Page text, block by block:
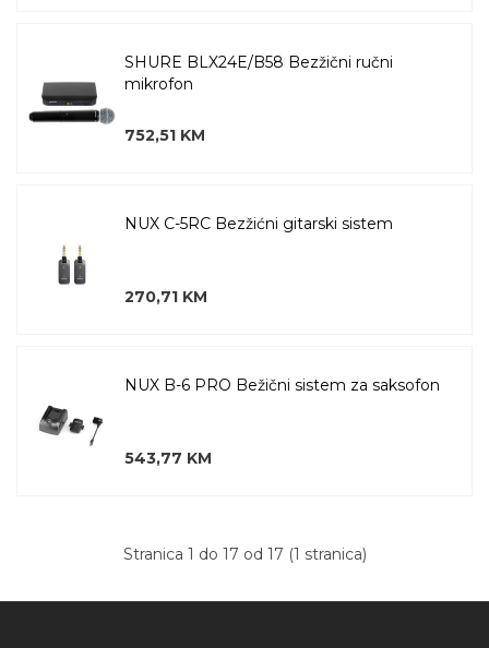
SHURE BLX24E/B58 Bezžični ručni
mikrofon
752,51 KM
NUX C-5RC Bezžićni gitarski sistem
270,71 KM
NUX B-6 PRO Bežični sistem za saksofon
543,77 KM
Stranica 1 do 17 od 17 (1 stranica)